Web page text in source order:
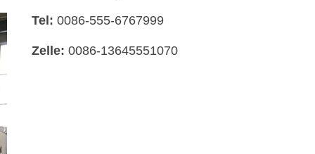
Tel: 0086-555-6767999
Zelle: 0086-13645551070